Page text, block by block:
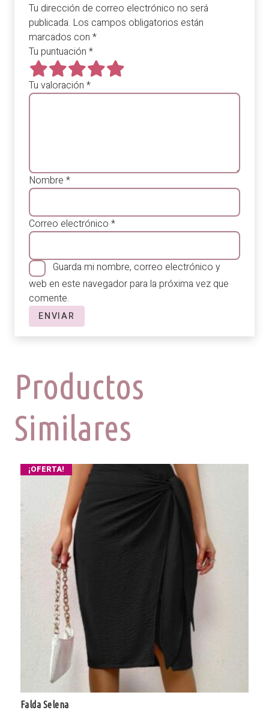
Tu dirección de correo electrónico no será
publicada. Los campos obligatorios están
marcados con *
Tu puntuación *
Tu valoración *
Nombre *
Correo electrónico *
Guarda mi nombre, correo electrónico y
web en este navegador para la próxima vez que
comente.
Productos
Similares
¡OFERTA!
Falda Satinada Pandora